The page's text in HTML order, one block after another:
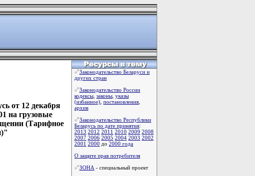
от 12 декабря
на грузовые
(Тарифное
Законодательство Беларуси и
других стран
Законодательство России
кодексы законы указы
(избанное) постановления
архив
Законодательство Республики
Беларусь по дате принятия:
2013 2012 2011 2010 2009 2008
2007 2006 2005 2004 2003 2002
2001 2000 до 2000 года
О защите прав потребителя
ЗОНА - специальный проект